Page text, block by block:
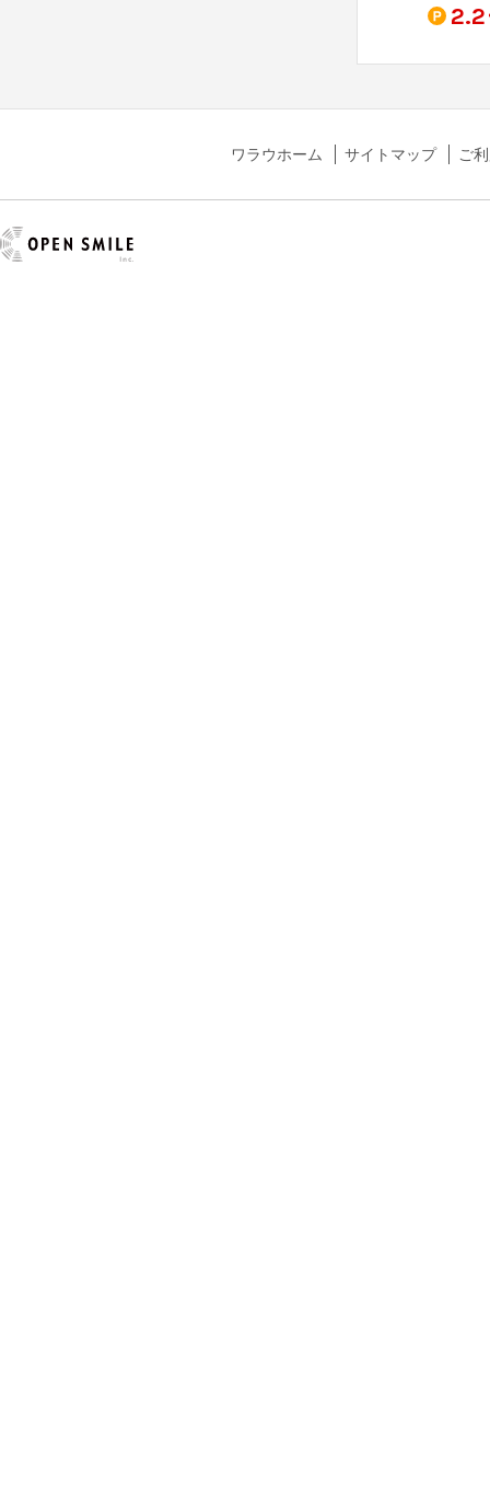
2.2
ワラウホーム サイトマップ ご